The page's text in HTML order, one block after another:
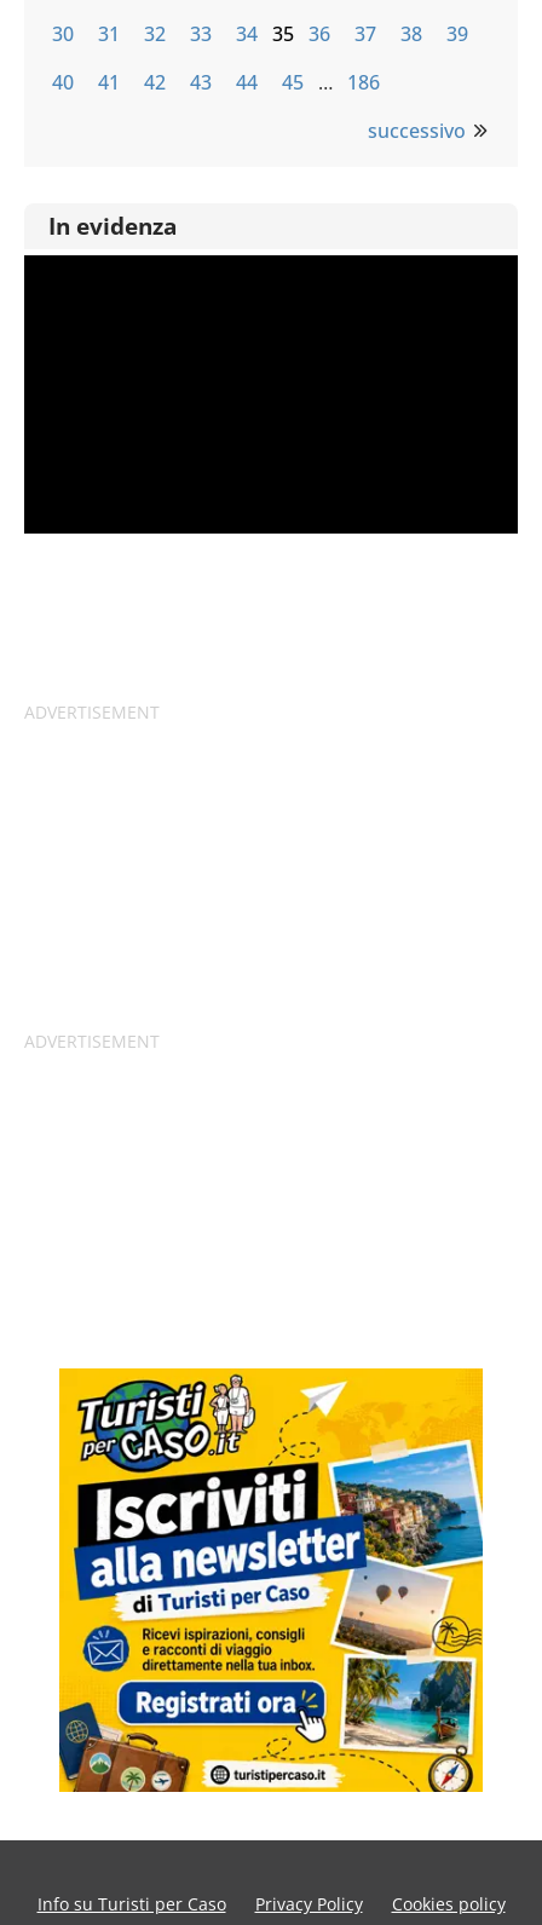
30
31 32 33 34 35 36 37 38
39
40
41 42 43 44 45 … 186
successivo
In evidenza
Info su Turisti per Caso Privacy Policy
Cookies policy